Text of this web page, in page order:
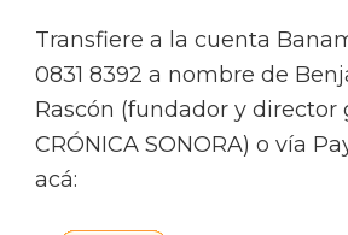
Transfiere a la cuenta
0831 8392 a nombre de
Rascón (fundador y director
CRÓNICA SONORA) o vía
acá: